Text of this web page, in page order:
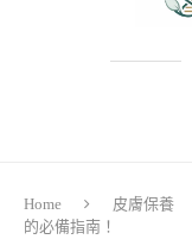
Home 皮膚保養
的必備指南！